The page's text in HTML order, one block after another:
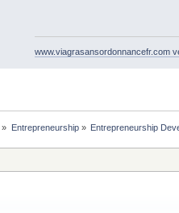
www.viagrasansordonnancefr.com
» Entrepreneurship» Entrepreneurship